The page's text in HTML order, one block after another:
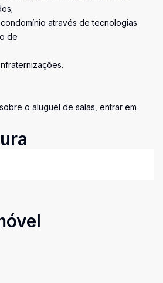
através de tecnologias
de
o aluguel de salas, entrar em